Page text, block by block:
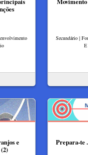
Secundário |
e
Prepara-te